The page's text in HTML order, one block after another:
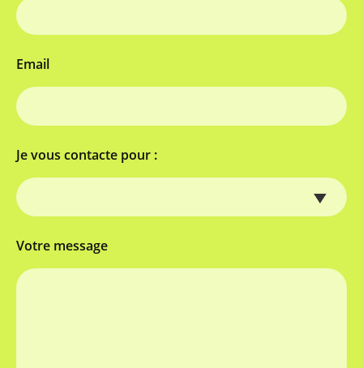
Email
Je vous contacte pour :
Votre message